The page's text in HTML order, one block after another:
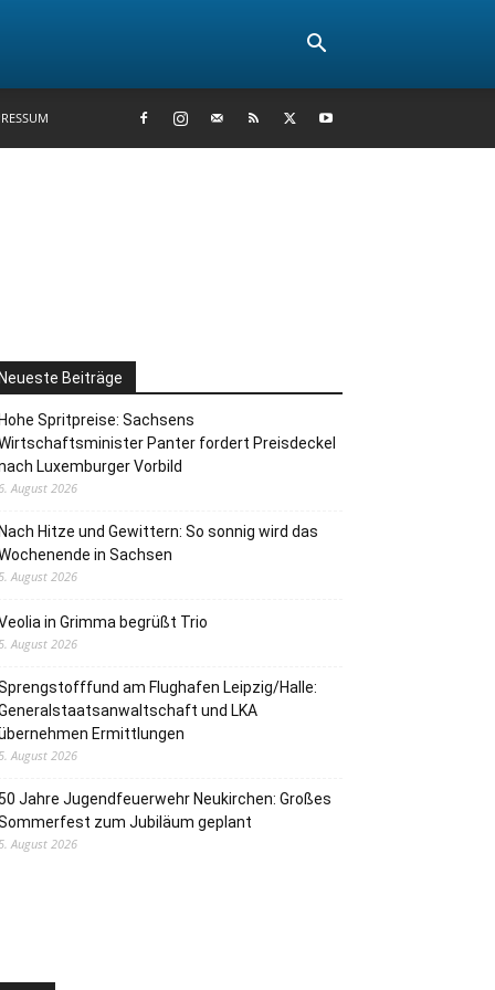
Neueste Beiträge
Hohe Spritpreise: Sachsens
Panter fordert Preisdeckel
Luxemburger Vorbild
6. August 2026
Nach Hitze und Gewittern: So sonnig wird das
in Sachsen
August 2026
in Grimma begrüßt Trio
August 2026
am Flughafen Leipzig/Halle:
und LKA
Ermittlungen
August 2026
50 Jahre Jugendfeuerwehr Neukirchen: Großes
zum Jubiläum geplant
August 2026